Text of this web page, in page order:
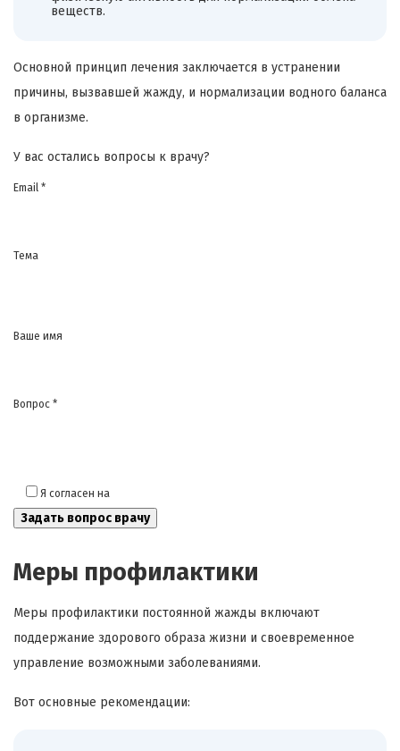
веществ.
Основной принцип лечения заключается в устранении
причины, вызвавшей жажду, и нормализации водного баланса
в организме.
У вас остались вопросы к врачу?
Email *
Тема
Ваше имя
Вопрос *
Я согласен на
Меры профилактики
Меры профилактики постоянной жажды включают
поддержание здорового образа жизни и своевременное
управление возможными заболеваниями.
Вот основные рекомендации: